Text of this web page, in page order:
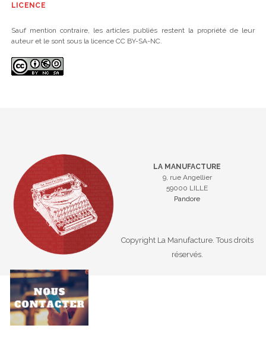
LICENCE
Sauf mention contraire, les articles publiés restent la propriété de leur
auteur et le sont sous la licence CC BY-SA-NC.
LA MANUFACTURE
9, rue Angellier
59000 LILLE
Pandore
Copyright La Manufacture. Tous droits
réservés.